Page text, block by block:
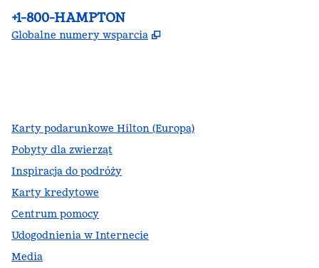
Telefon:
+1-800-HAMPTON
Globalne numery wsparcia ,
Karty podarunkowe Hilton (Europa)
Pobyty dla zwierząt
Inspiracja do podróży
Karty kredytowe
Centrum pomocy
Udogodnienia w Internecie
Media